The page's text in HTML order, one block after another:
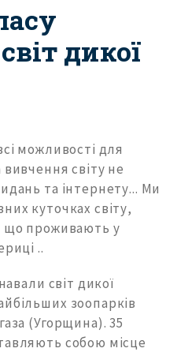
дикої
можливості для
світу не
та інтернету... Ми
куточках світу,
що проживають у
..
світ дикої
зоопарків
(Угорщина). 35
собою місце